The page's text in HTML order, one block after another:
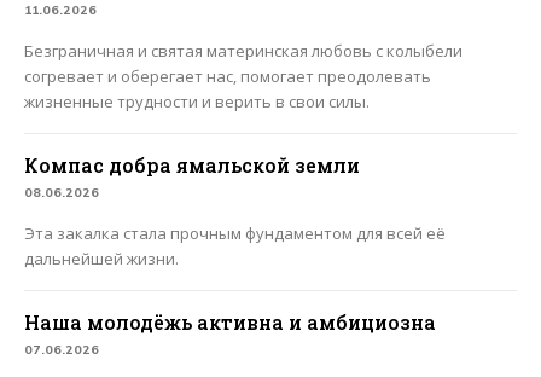
11.06.2026
Безграничная и святая материнская любовь с колыбели
согревает и оберегает нас, помогает преодолевать
жизненные трудности и верить в свои силы.
Компас добра ямальской земли
08.06.2026
Эта закалка стала прочным фундаментом для всей её
дальнейшей жизни.
Наша молодёжь активна и амбициозна
07.06.2026